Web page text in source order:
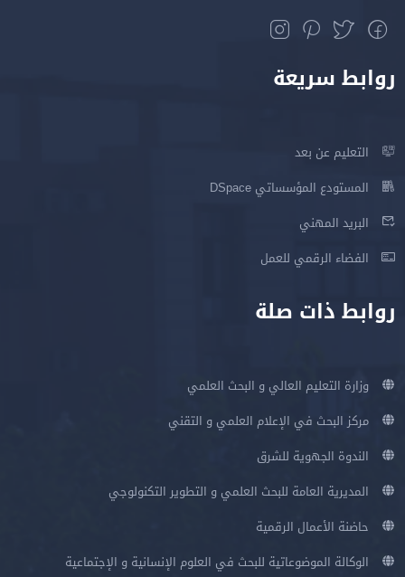
روابط سريعة
التعليم عن بعد
المستودع المؤسساتي DSpace
البريد المهني
الفضاء الرقمي للعمل
روابط ذات صلة
وزارة التعليم العالي و البحث العلمي
مركز البحث في الإعلام العلمي و التقني
الندوة الجهوية للشرق
المديرية العامة للبحث العلمي و التطوير التكنولوجي
حاضنة الأعمال الرقمية
الوكالة الموضوعاتية للبحث في العلوم الإنسانية و الإجتماعية